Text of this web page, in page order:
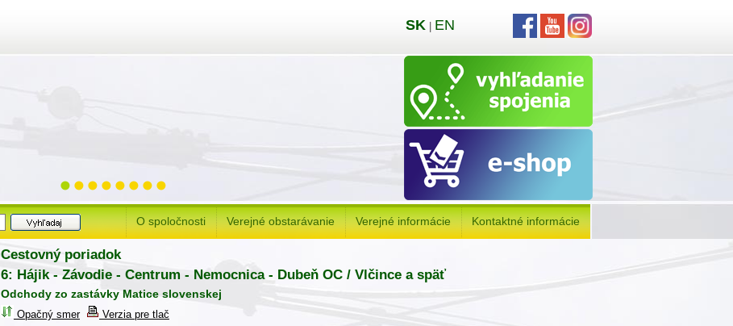
O spoločnosti Verejné obstarávanie Verejné informácie Kontaktné informácie
Cestovný poriadok
6: Hájik - Závodie - Centrum - Nemocnica - Dubeň OC / Vlčince a späť
Odchody zo zastávky Matice slovenskej
Opačný smer
Verzia pre tlač
SK EN